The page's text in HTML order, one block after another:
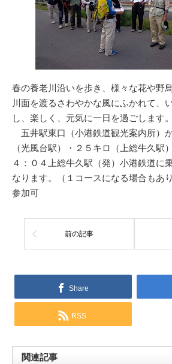
春の養老川沿いを歩き、様々な花や野
川面を渡るさわやかな風にふかれて、
し、楽しく、元気に一日を過ごします。
五井駅東口（小港鉄道観光案内所）
（光風台駅）・２５キロ（上総牛久駅
４：０４上総牛久駅（発）小港鉄道に
なります。（１コースになる場合もあ
参加可
前の記事
Share
RSS
関連記事